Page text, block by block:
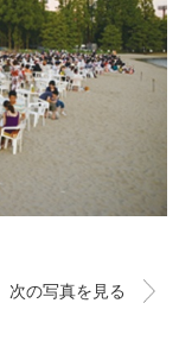
次の写真を見る